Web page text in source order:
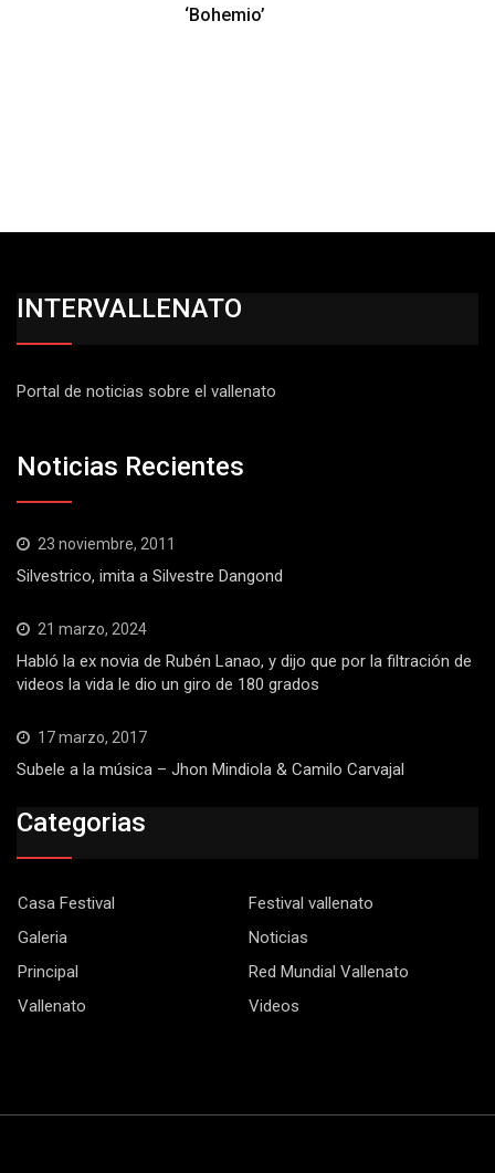
‘Bohemio’
INTERVALLENATO
Portal de noticias sobre el vallenato
Noticias Recientes
23 noviembre, 2011
Silvestrico, imita a Silvestre Dangond
21 marzo, 2024
Habló la ex novia de Rubén Lanao, y dijo que por la filtración de
videos la vida le dio un giro de 180 grados
17 marzo, 2017
Subele a la música – Jhon Mindiola & Camilo Carvajal
Categorias
Casa Festival
Festival vallenato
Galeria
Noticias
Principal
Red Mundial Vallenato
Vallenato
Videos